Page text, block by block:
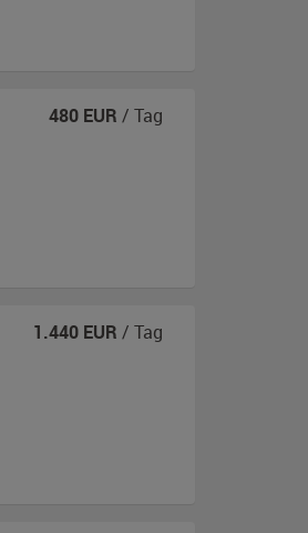
480 EUR / Tag
1.440 EUR / Tag